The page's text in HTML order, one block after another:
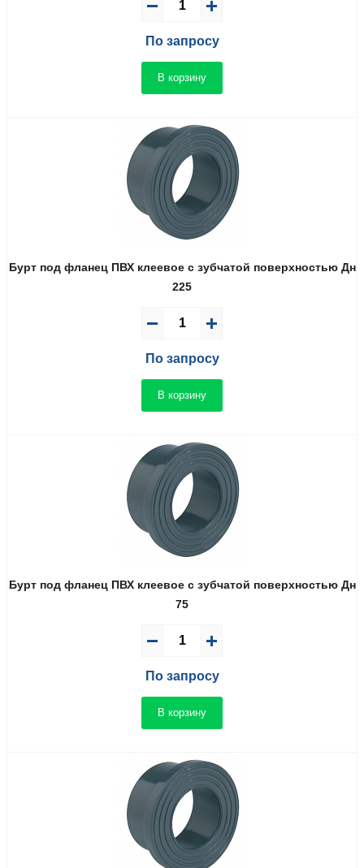
По запросу
В корзину
Бурт под фланец ПВХ клеевое с зубчатой поверхностью Дн
225
По запросу
В корзину
Бурт под фланец ПВХ клеевое с зубчатой поверхностью Дн
75
По запросу
В корзину